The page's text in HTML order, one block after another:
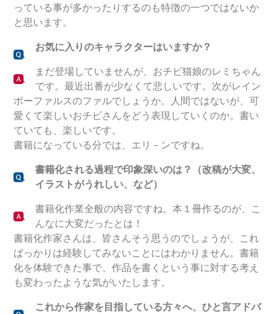
っている事が多かったりするのも特徴の一つではないか
と思います。
お気に入りのキャラクターはいますか？
まだ登場していませんが、おチビ猫娘のレミちゃん
です。最近出番が少なくて悲しいです。次がレイン
ボーファルスのファルでしょうか。人間ではないが、可
愛くて楽しいおチビさんをどう表現していくのか。書い
ていても、楽しいです。
書籍になっている分では、エリ－ンですね。
書籍化される過程で印象深いのは？（改稿が大変、
イラストがうれしい、など）
書籍化作業全般の内容ですね。本１冊作るのが、こ
んなに大変だったとは！
書籍化作家さんは、皆さんそう思うのでしょうが、これ
ばっかりは経験してみないことにはわかりません。書籍
化を体験できた事で、作品を書くという事に対する考え
も変わったような気がいたします。
これから作家を目指している方々へ、ひと言アドバ